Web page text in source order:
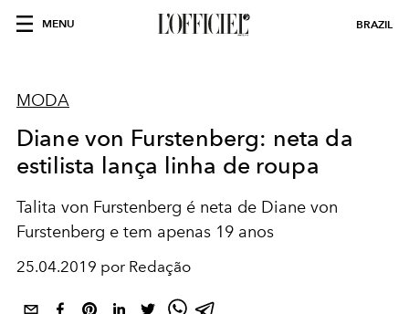
MENU BRAZIL
MODA
Diane von Furstenberg: neta da
estilista lança linha de roupa
Talita von Furstenberg é neta de Diane von
Furstenberg e tem apenas 19 anos
25.04.2019 por Redação